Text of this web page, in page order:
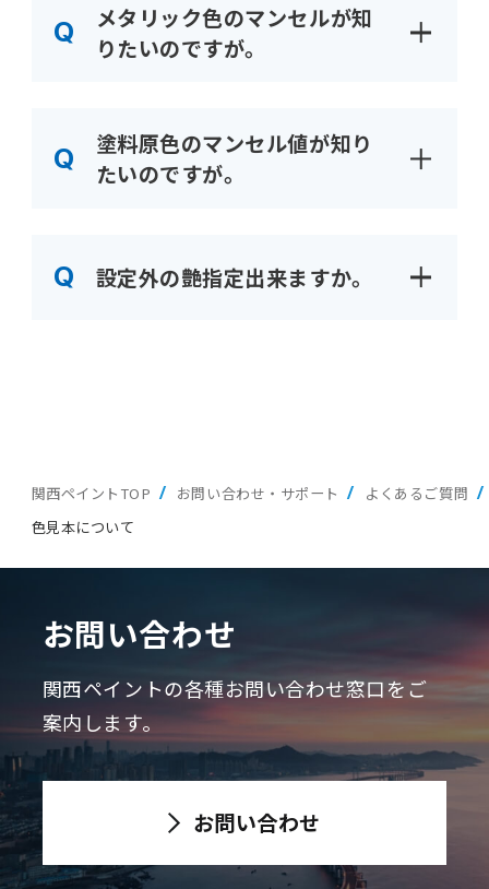
メタリック色のマンセルが知
りたいのですが。
塗料原色のマンセル値が知り
たいのですが。
設定外の艶指定出来ますか。
関西ペイントTOP お問い合わせ・サポート
よくあるご質問
色見本について
お問い合わせ
関西ペイントの各種お問い合わせ窓口をご
案内します。
お問い合わせ